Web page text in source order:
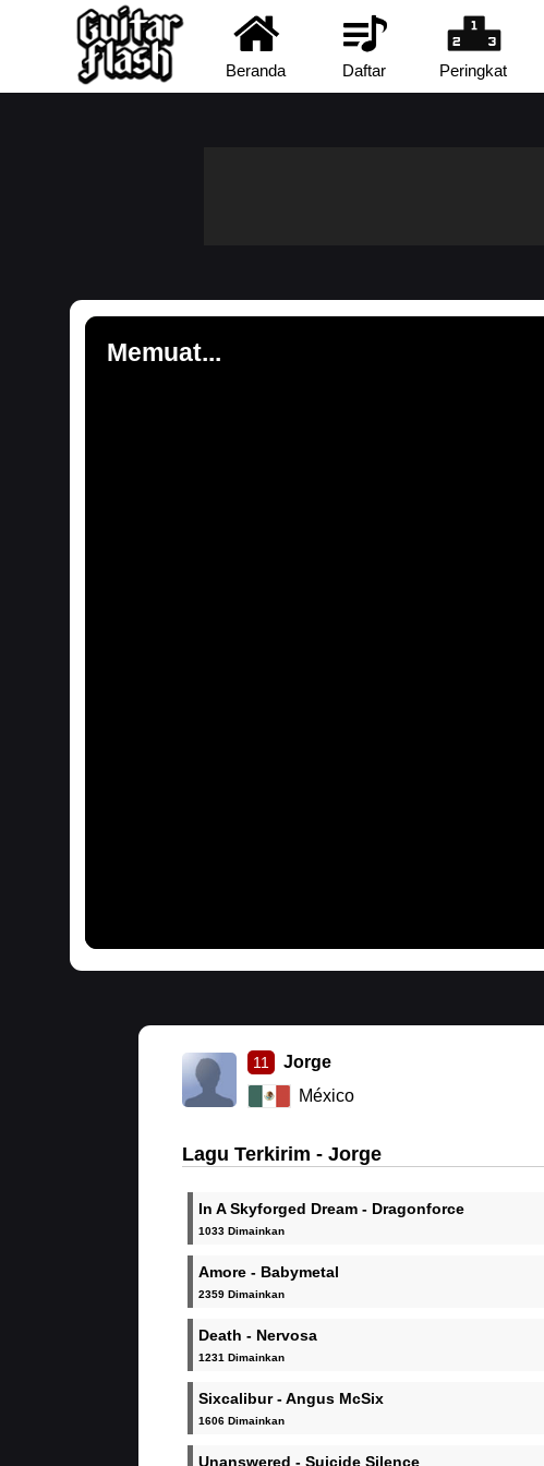
Beranda Daftar Peringkat
Memuat...
11
Jorge
México
Lagu Terkirim - Jorge
In A Skyforged Dream - Dragonforce
1033 Dimainkan
Amore - Babymetal
2359 Dimainkan
Death - Nervosa
1231 Dimainkan
Sixcalibur - Angus McSix
1606 Dimainkan
Unanswered - Suicide Silence